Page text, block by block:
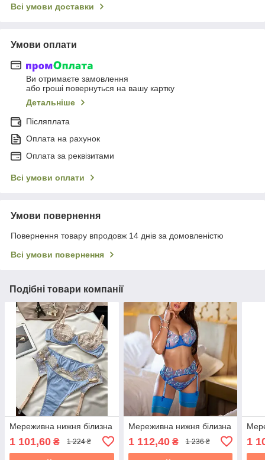
Всі умови доставки
Умови оплати
Ви отримаєте замовлення
або гроші повернуться на вашу картку
Детальніше
Післяплата
Оплата на рахунок
Оплата за реквізитами
Всі умови оплати
Умови повернення
Повернення товару впродовж 14 днів за домовленістю
Всі умови повернення
Подібні товари компанії
Мереживна нижня білизна
1 101,60 ₴ 1 224 ₴
Мереживна нижня білизна
1 112,40₴ 1 236 ₴ 1